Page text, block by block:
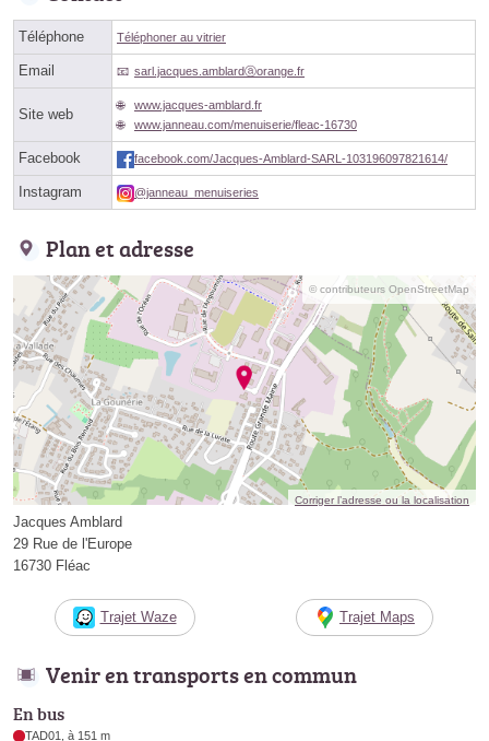
Téléphone Téléphoner au vitrier
Email sarl.jacques.amblardⓐorange.fr
Site web
www.jacques-amblard.fr
www.janneau.com/menuiserie/fleac-16730
Facebook facebook.com/Jacques-Amblard-SARL-103196097821614/
Instagram @janneau_menuiseries
Plan et adresse
© contributeurs OpenStreetMap
Corriger l’adresse ou la localisation
Jacques Amblard
29 Rue de l'Europe
16730 Fléac
Trajet Waze Trajet Maps
Venir en transports en commun
En bus
TAD01, à 151 m